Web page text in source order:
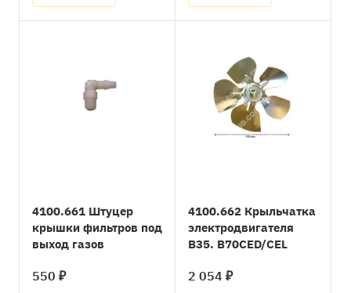
4100.661 Штуцер
крышки фильтров под
выход газов
550 ₽
4100.662 Крыльчатка
электродвигателя
B35. B70CED/CEL
2 054 ₽